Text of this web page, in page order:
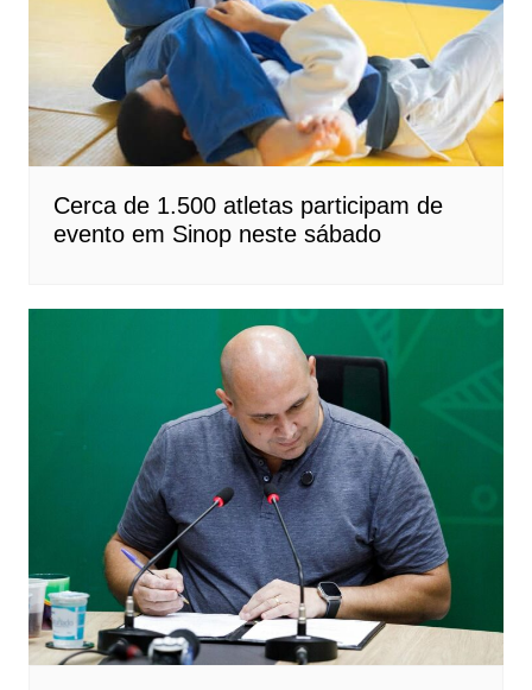
Cerca de 1.500 atletas participam de
evento em Sinop neste sábado